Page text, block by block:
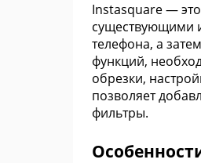
Instasquare —
существующими
телефона, а
функций,
обрезки,
позволяет
фильтры.